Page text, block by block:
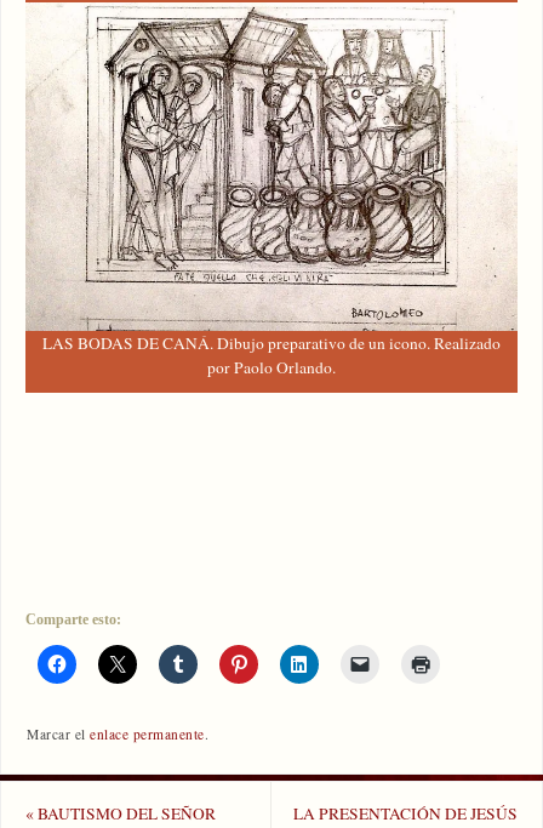
LAS BODAS DE CANÁ. Dibujo preparativo de un icono. Realizado
por Paolo Orlando.
Comparte esto:
Marcar elenlace permanente.
«BAUTISMO DEL SEÑOR
LA PRESENTACIÓN DE JESÚS